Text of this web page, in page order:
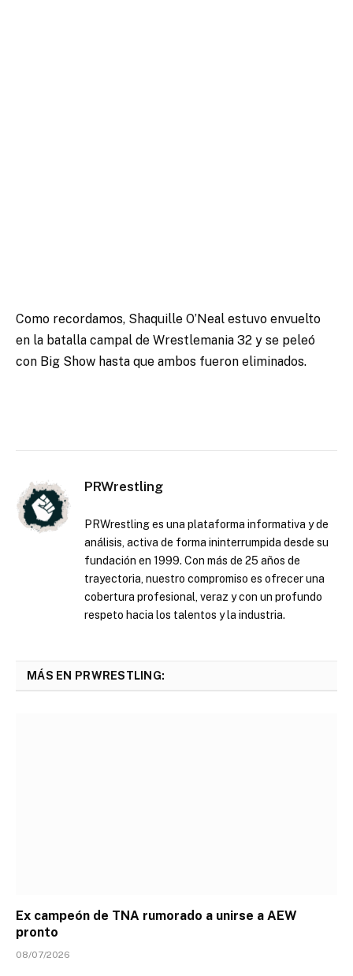
Como recordamos, Shaquille O’Neal estuvo envuelto
en la batalla campal de Wrestlemania 32 y se peleó
con Big Show hasta que ambos fueron eliminados.
PRWrestling
PRWrestling es una plataforma informativa y de
análisis, activa de forma ininterrumpida desde su
fundación en 1999. Con más de 25 años de
trayectoria, nuestro compromiso es ofrecer una
cobertura profesional, veraz y con un profundo
respeto hacia los talentos y la industria.
MÁS EN PRWRESTLING:
Ex campeón de TNA rumorado a unirse a AEW
pronto
08/07/2026